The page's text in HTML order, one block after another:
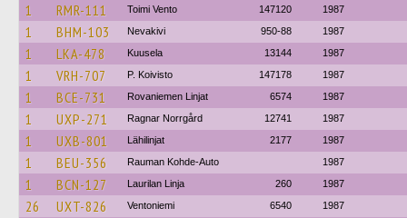
1 RMR-111 Toimi Vento 147120 1987
1 BHM-103 Nevakivi 950-88 1987
1 LKA-478 Kuusela 13144 1987
1 VRH-707 P. Koivisto 147178 1987
1 BCE-731 Rovaniemen Linjat 6574 1987
1 UXP-271 Ragnar Norrgård 12741 1987
1 UXB-801 Lähilinjat 2177 1987
1 BEU-356 Rauman Kohde-Auto 1987
1 BCN-127 Laurilan Linja 260 1987
26 UXT-826 Ventoniemi 6540 1987